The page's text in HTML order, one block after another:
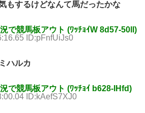
もするけどなんて馬だったかな
で競馬板アウト (ﾜｯﾁｮｲW 8d57-50ll)
ID:pFnfUiJs0
ハルカ
で競馬板アウト (ﾜｯﾁｮｲ b628-IHfd)
ID:kAefS7XJ0